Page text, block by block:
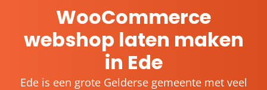
WooCommerce
webshop laten maken
in Ede
Ede is een grote Gelderse gemeente met veel